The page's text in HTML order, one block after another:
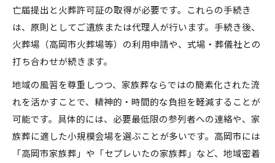
亡届提出と火葬許可証の取得が必要です。これらの手続き
は、原則としてご遺族または代理人が行います。手続き後、
火葬場（高岡市火葬場等）の利用申請や、式場・葬儀社との
打ち合わせが続きます。
地域の風習を尊重しつつ、家族葬ならではの簡素化された流
れを活かすことで、精神的・時間的な負担を軽減することが
可能です。具体的には、必要最低限の参列者への連絡や、家
族葬に適した小規模会場を選ぶことが多いです。高岡市には
「高岡市家族葬」や「セプレいたの家族葬」など、地域密着